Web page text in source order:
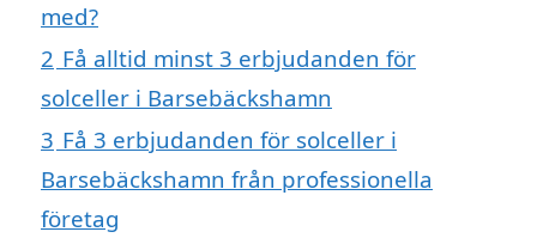
med?
2 Få alltid minst 3 erbjudanden för
solceller i Barsebäckshamn
3 Få 3 erbjudanden för solceller i
Barsebäckshamn från professionella
företag